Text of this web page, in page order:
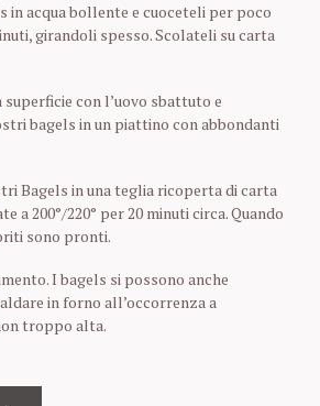
in acqua bollente e cuoceteli per poco
girandoli spesso. Scolateli su carta
con l’uovo sbattuto e
bagels in un piattino con abbondanti
Bagels in una teglia ricoperta di carta
a 200°/220° per 20 minuti circa. Quando
sono pronti.
I bagels si possono anche
in forno all’occorrenza a
troppo alta.